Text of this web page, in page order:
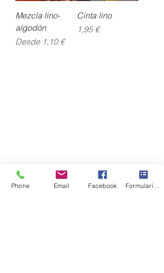
Mezcla lino-
algodón
Desde 1,10 €
Precio de oferta
Cinta lino
Precio
1,95 €
Phone Email Facebook